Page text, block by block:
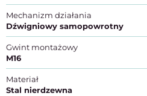
Mechanizm działania
Dźwigniowy samopowrotny
Gwint montażowy
M16
Materiał
Stal nierdzewna